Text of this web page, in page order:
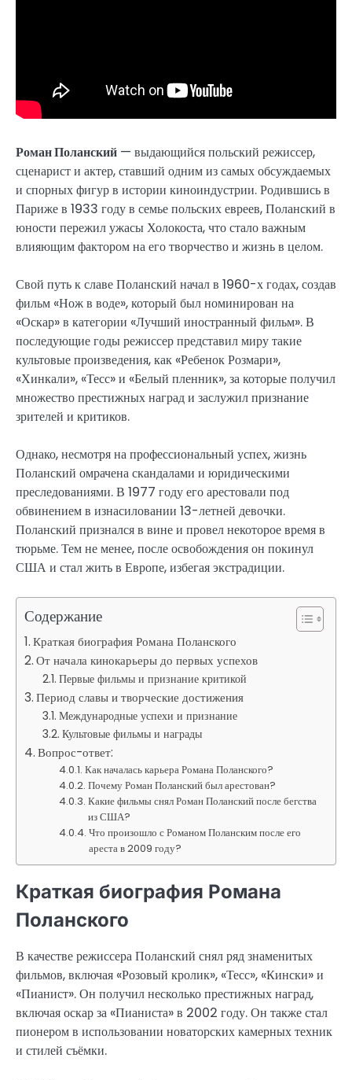
Роман Поланский — выдающийся польский режиссер,
сценарист и актер, ставший одним из самых обсуждаемых
и спорных фигур в истории киноиндустрии. Родившись в
Париже в 1933 году в семье польских евреев, Поланский в
юности пережил ужасы Холокоста, что стало важным
влияющим фактором на его творчество и жизнь в целом.
Свой путь к славе Поланский начал в 1960-х годах, создав
фильм «Нож в воде», который был номинирован на
«Оскар» в категории «Лучший иностранный фильм». В
последующие годы режиссер представил миру такие
культовые произведения, как «Ребенок Розмари»,
«Хинкали», «Тесс» и «Белый пленник», за которые получил
множество престижных наград и заслужил признание
зрителей и критиков.
Однако, несмотря на профессиональный успех, жизнь
Поланский омрачена скандалами и юридическими
преследованиями. В 1977 году его арестовали под
обвинением в изнасиловании 13-летней девочки.
Поланский признался в вине и провел некоторое время в
тюрьме. Тем не менее, после освобождения он покинул
США и стал жить в Европе, избегая экстрадиции.
Содержание
Краткая биография Романа Поланского
От начала кинокарьеры до первых успехов
Первые фильмы и признание критикой
Период славы и творческие достижения
Международные успехи и признание
Культовые фильмы и награды
Вопрос-ответ:
Как началась карьера Романа Поланского?
Почему Роман Поланский был арестован?
Какие фильмы снял Роман Поланский после бегства
из США?
Что произошло с Романом Поланским после его
ареста в 2009 году?
Краткая биография Романа
Поланского
В качестве режиссера Поланский снял ряд знаменитых
фильмов, включая «Розовый кролик», «Тесс», «Кински» и
«Пианист». Он получил несколько престижных наград,
включая оскар за «Пианиста» в 2002 году. Он также стал
пионером в использовании новаторских камерных техник
и стилей съёмки.